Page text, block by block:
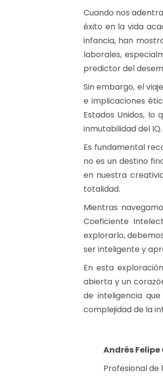
Cuando nos
éxito en la vida
infancia, han
laborales,
predictor del
Sin embargo, el
e implicaciones
Estados Unidos,
inmutabilidad del IQ.
Es fundamental
no es un destino
en nuestra
totalidad.
Mientras
Coeficiente
explorarlo,
ser inteligente y
En esta
abierta y un
de inteligencia
complejidad de la
Andrés Felipe
Profesional de